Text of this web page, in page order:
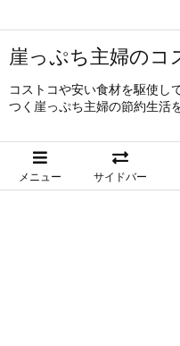
崖っぷち主婦のコ
コストコや安い食材を駆使し
つく崖っぷち主婦の節約生活
メニュー サイドバー